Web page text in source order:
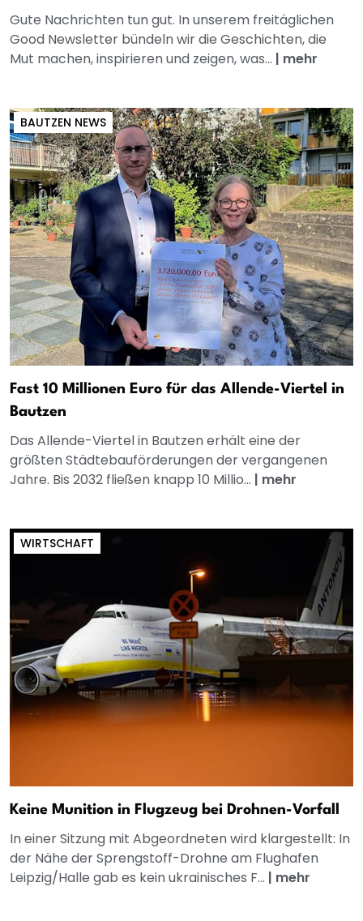
Gute Nachrichten tun gut. In unserem freitäglichen
Good Newsletter bündeln wir die Geschichten, die
Mut machen, inspirieren und zeigen, was... | mehr
BAUTZEN NEWS
Fast 10 Millionen Euro für das Allende-Viertel in
Bautzen
Das Allende-Viertel in Bautzen erhält eine der
größten Städtebauförderungen der vergangenen
Jahre. Bis 2032 fließen knapp 10 Millio... | mehr
WIRTSCHAFT
Keine Munition in Flugzeug bei Drohnen-Vorfall
In einer Sitzung mit Abgeordneten wird klargestellt: In
der Nähe der Sprengstoff-Drohne am Flughafen
Leipzig/Halle gab es kein ukrainisches F... | mehr